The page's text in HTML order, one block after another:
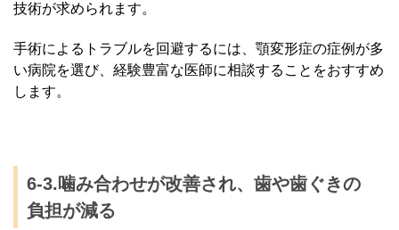
技術が求められます。
手術によるトラブルを回避するには、顎変形症の症例が多
い病院を選び、経験豊富な医師に相談することをおすすめ
します。
6-3.噛み合わせが改善され、歯や歯ぐきの
負担が減る